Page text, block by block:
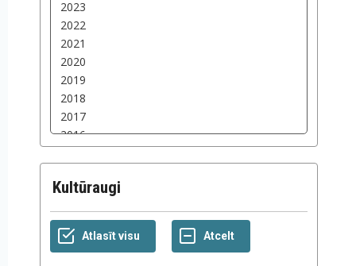
Kultūraugi